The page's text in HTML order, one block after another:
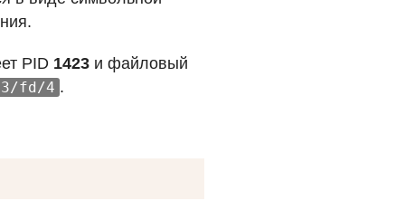
PID 1423 и файловый
fd/4 .